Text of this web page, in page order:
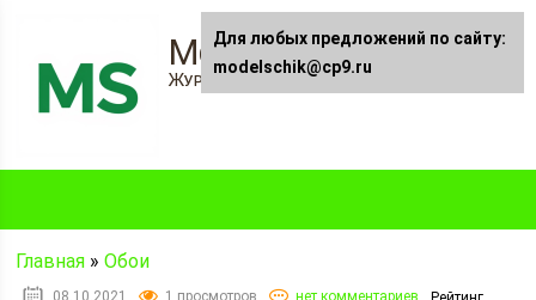
Modelschik.ru
Журнал "Модельщик"
Главная »Обои
08.10.2021 1 просмотров нет комментариев
Для любых предложений по сайту:
modelschik@cp9.ru